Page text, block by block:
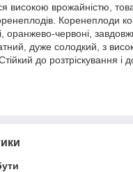
високою врожайністю,
Коренеплоди
оранжево-червоні,
дуже солодкий, з
до розтріскування і